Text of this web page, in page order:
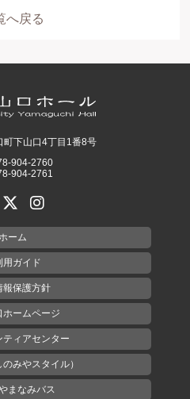
へ戻る
町下山口4丁目1番8号
904-2760
904-2761
ホーム
用ガイド
報保護方針
ホームページ
ティアセンター
みやスタイル）
まなみバス